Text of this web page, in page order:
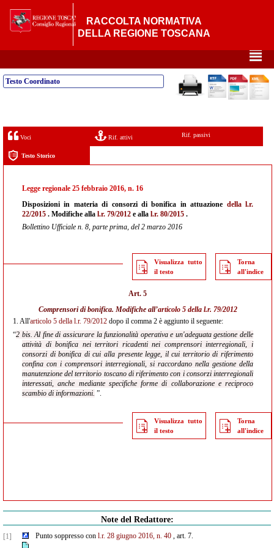
RACCOLTA NORMATIVA
DELLA REGIONE TOSCANA
²
Testo Coordinato
Voci Rif. attivi Rif. passivi
Testo Storico
Legge regionale 25 febbraio 2016, n. 16
Disposizioni in materia di consorzi di bonifica in attuazione della l.r.
22/2015 . Modifiche alla l.r. 79/2012 e alla l.r. 80/2015 .
Bollettino Ufficiale n. 8, parte prima, del 2 marzo 2016
Visualizza tutto
il testo
Torna
all'indice
Art. 5
Comprensori di bonifica. Modifiche all’articolo 5 della l.r. 79/2012
1. All'articolo 5 della l.r. 79/2012 dopo il comma 2 è aggiunto il seguente:
“2 bis. Al fine di assicurare la funzionalità operativa e un'adeguata gestione delle
attività di bonifica nei territori ricadenti nei comprensori interregionali, i
consorzi di bonifica di cui alla presente legge, il cui territorio di riferimento
confina con i comprensori interregionali, si raccordano nella gestione della
manutenzione del territorio toscano di riferimento con i consorzi interregionali
interessati, anche mediante specifiche forme di collaborazione e reciproco
scambio di informazioni. ”.
Visualizza tutto
il testo
Torna
all'indice
Note del Redattore:
[1] Punto soppresso con l.r. 28 giugno 2016, n. 40, art. 7.